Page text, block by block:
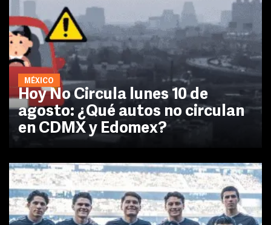
MÉXICO
Hoy No Circula lunes 10 de
agosto: ¿Qué autos no circulan
en CDMX y Edomex?